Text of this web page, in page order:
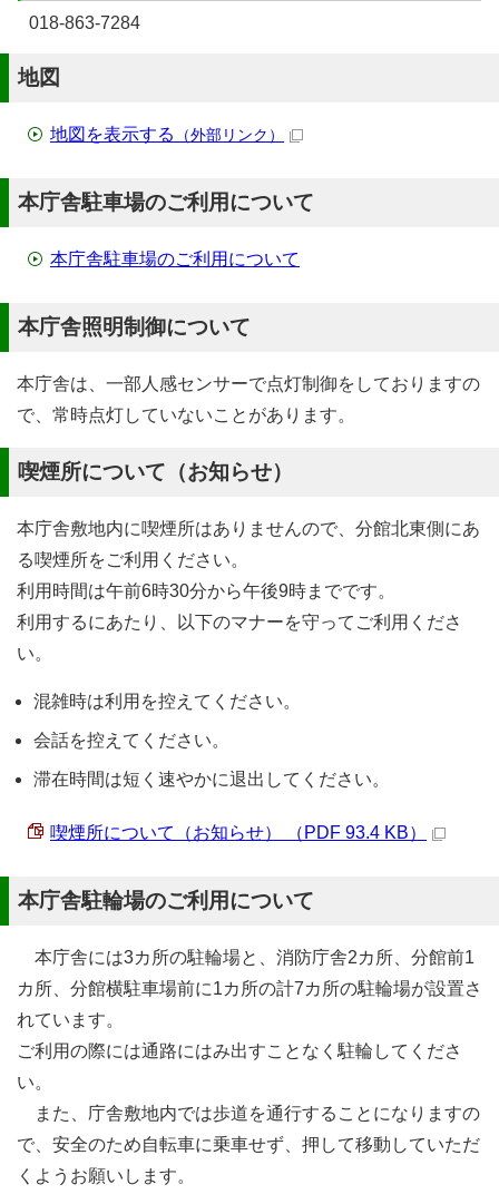
018-863-7284
地図
地図を表示する （外部リンク）
本庁舎駐車場のご利用について
本庁舎駐車場のご利用について
本庁舎照明制御について
本庁舎は、一部人感センサーで点灯制御をしておりますの
で、常時点灯していないことがあります。
喫煙所について（お知らせ）
本庁舎敷地内に喫煙所はありませんので、分館北東側にあ
る喫煙所をご利用ください。
利用時間は午前6時30分から午後9時までです。
利用するにあたり、以下のマナーを守ってご利用くださ
い。
混雑時は利用を控えてください。
会話を控えてください。
滞在時間は短く速やかに退出してください。
喫煙所について（お知らせ） （PDF 93.4 KB）
本庁舎駐輪場のご利用について
本庁舎には3カ所の駐輪場と、消防庁舎2カ所、分館前1
カ所、分館横駐車場前に1カ所の計7カ所の駐輪場が設置さ
れています。
ご利用の際には通路にはみ出すことなく駐輪してくださ
い。
また、庁舎敷地内では歩道を通行することになりますの
で、安全のため自転車に乗車せず、押して移動していただ
くようお願いします。